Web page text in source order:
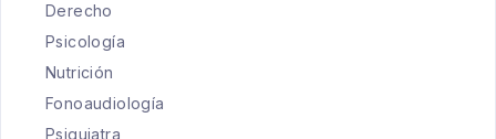
Derecho
Psicología
Nutrición
Fonoaudiología
Psiquiatra